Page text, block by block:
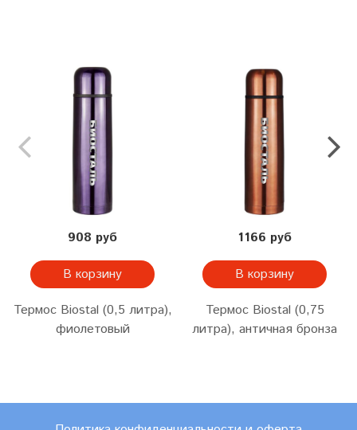
908 руб
В корзину
Термос Biostal (0,5 литра),
фиолетовый
1166 руб
В корзину
Термос Biostal (0,75
литра), античная бронза